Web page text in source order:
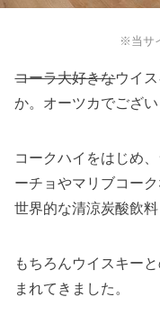
※当サ
コーラ大好きなウイ
か。オーツカでござい
コークハイをはじめ
ーチョやマリブコー
世界的な清涼炭酸飲料
もちろんウイスキー
まれてきました。